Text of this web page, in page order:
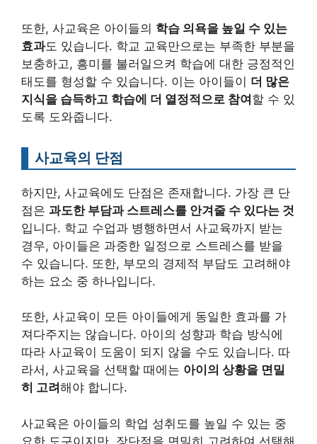
또한, 사교육은 아이들의 학습 의욕을 높일 수 있는
효과도 있습니다. 학교 교육만으로는 부족한 부분을
보충하고, 흥미를 불러일으켜 학습에 대한 긍정적인
태도를 형성할 수 있습니다. 이는 아이들이 더 많은
지식을 습득하고 학습에 더 열정적으로 참여할 수 있
도록 도와줍니다.
사교육의 단점
하지만, 사교육에도 단점은 존재합니다. 가장 큰 단
점은 과도한 부담과 스트레스를 안겨줄 수 있다는 것
입니다. 학교 수업과 병행하면서 사교육까지 받는
경우, 아이들은 과중한 일정으로 스트레스를 받을
수 있습니다. 또한, 부모의 경제적 부담도 고려해야
하는 요소 중 하나입니다.
또한, 사교육이 모든 아이들에게 동일한 효과를 가
져다주지는 않습니다. 아이의 성향과 학습 방식에
따라 사교육이 도움이 되지 않을 수도 있습니다. 따
라서, 사교육을 선택할 때에는 아이의 상황을 면밀
히 고려 해야 합니다.
사교육은 아이들의 학업 성취도를 높일 수 있는 중
요한 도구이지만, 장단점을 면밀히 고려하여 선택해